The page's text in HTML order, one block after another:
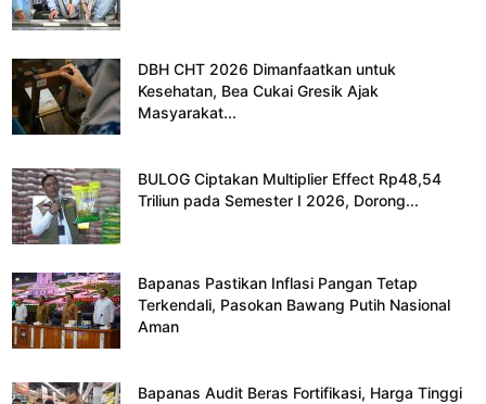
DBH CHT 2026 Dimanfaatkan untuk
Kesehatan, Bea Cukai Gresik Ajak
Masyarakat...
BULOG Ciptakan Multiplier Effect Rp48,54
Triliun pada Semester I 2026, Dorong...
Bapanas Pastikan Inflasi Pangan Tetap
Terkendali, Pasokan Bawang Putih Nasional
Aman
Bapanas Audit Beras Fortifikasi, Harga Tinggi